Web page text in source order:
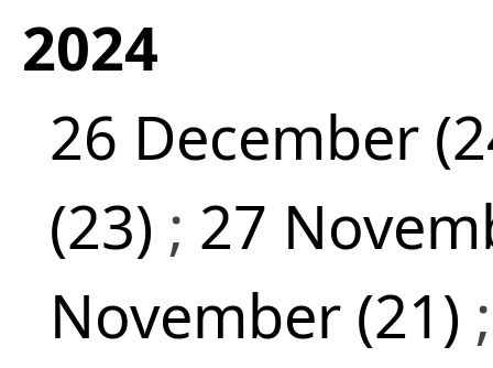
2024
26 December
(23) ; 27
November (21)